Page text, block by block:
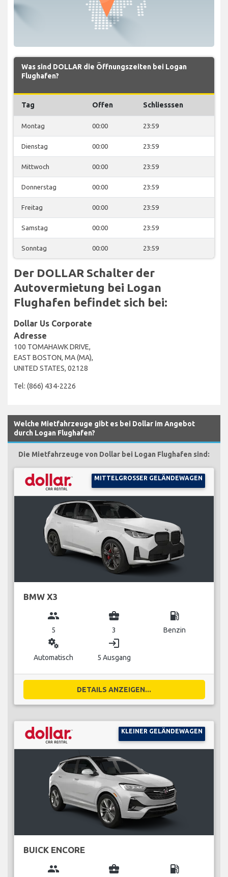
Was sind DOLLAR die Öffnungszeiten bei Logan
Flughafen?
Tag Offen Schliesssen
Montag 00:00 23:59
Dienstag 00:00 23:59
Mittwoch 00:00 23:59
Donnerstag 00:00 23:59
Freitag 00:00 23:59
Samstag 00:00 23:59
Sonntag 00:00 23:59
Der DOLLAR Schalter der
Autovermietung bei Logan
Flughafen befindet sich bei:
Dollar Us Corporate
Adresse
100 TOMAHAWK DRIVE,
EAST BOSTON, MA (MA),
UNITED STATES, 02128
Tel: (866) 434-2226
Welche Mietfahrzeuge gibt es bei Dollar im Angebot
durch Logan Flughafen?
Die Mietfahrzeuge von Dollar bei Logan Flughafen sind:
MITTELGROSSER GELÄNDEWAGEN
BMW X3
group
5
business_center
3
local_gas_station
Benzin
miscellaneous_services
Automatisch
login
5 Ausgang
DETAILS ANZEIGEN...
KLEINER GELÄNDEWAGEN
BUICK ENCORE
group business_center local_gas_station